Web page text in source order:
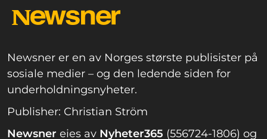
Newsner er en av Norges største publisister på
sosiale medier – og den ledende siden for
underholdningsnyheter.
Publisher: Christian Ström
Newsner eies av Nyheter365 (556724-1806) og